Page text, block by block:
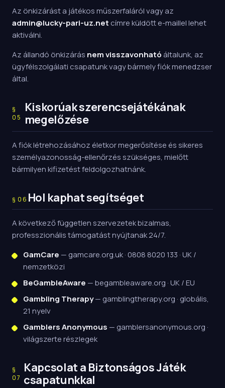
Az önkizárást a játékos műszerfaláról vagy az
admin@lucky-pari-uz.net címre küldött e-maillel lehet
aktiválni.
Az állandó önkizárás nem visszavonható általunk, az
ügyfélszolgálati csapatunk vagy bármely fiók menedzser
által.
§
05
Kiskorúak szerencsejátékának
megelőzése
A fiók létrehozásához életkor megerősítése és sikeres
személyazonosság-ellenőrzés szükséges, mielőtt
bármilyen kifizetést feldolgozhatnánk.
§ 06 Hol kaphat segítséget
A következő független szervezetek bizalmas,
professzionális támogatást nyújtanak 24/7.
GamCare — gamcare.org.uk · 0808 8020 133 · UK /
nemzetközi
BeGambleAware — begambleaware.org · UK / EU
Gambling Therapy— gamblingtherapy.org · globális,
21 nyelv
Gamblers Anonymous — gamblersanonymous.org ·
világszerte részlegek
§
07
Kapcsolat a Biztonságos Játék
csapatunkkal